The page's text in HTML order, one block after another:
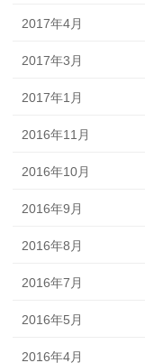
2017年4月
2017年3月
2017年1月
2016年11月
2016年10月
2016年9月
2016年8月
2016年7月
2016年5月
2016年4月